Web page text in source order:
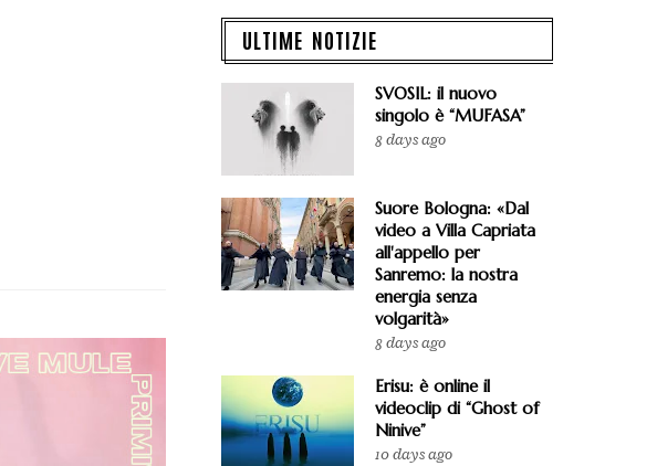
ULTIME NOTIZIE
SVOSIL: il nuovo
singolo è “MUFASA”
8 days ago
Suore Bologna: «Dal
video a Villa Capriata
all'appello per
Sanremo: la nostra
energia senza
volgarità»
8 days ago
Erisu: è online il
videoclip di “Ghost of
Ninive”
10 days ago